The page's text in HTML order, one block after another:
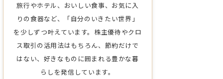
旅行やホテル、おいしい食事、お気に入
りの食器など、「自分のいきたい世界」
を少しずつ叶えています。株主優待やクロ
ス取引の活用法はもちろん、節約だけで
はない、好きなものに囲まれる豊かな暮
らしを発信しています。